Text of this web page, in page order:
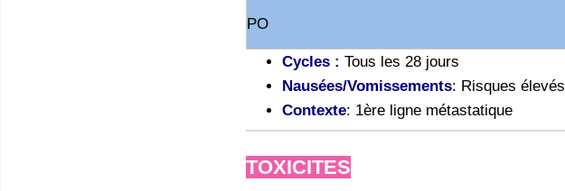
PO
Cycles : Tous les 28 jours
Nausées/Vomissements: Risques élevés
Contexte: 1ère ligne métastatique
TOXICITES